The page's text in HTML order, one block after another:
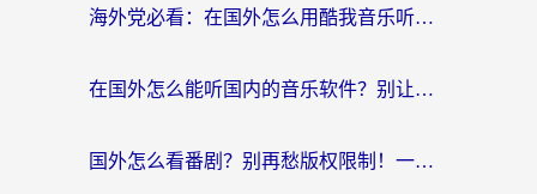
海外党必看：在国外怎么用酷我音乐听音乐？告别“地区不支持”的实用指南
在国外怎么能听国内的音乐软件？别让版权限制断了你的“中文歌单”
国外怎么看番剧？别再愁版权限制！一个工具解决所有回国追剧难题